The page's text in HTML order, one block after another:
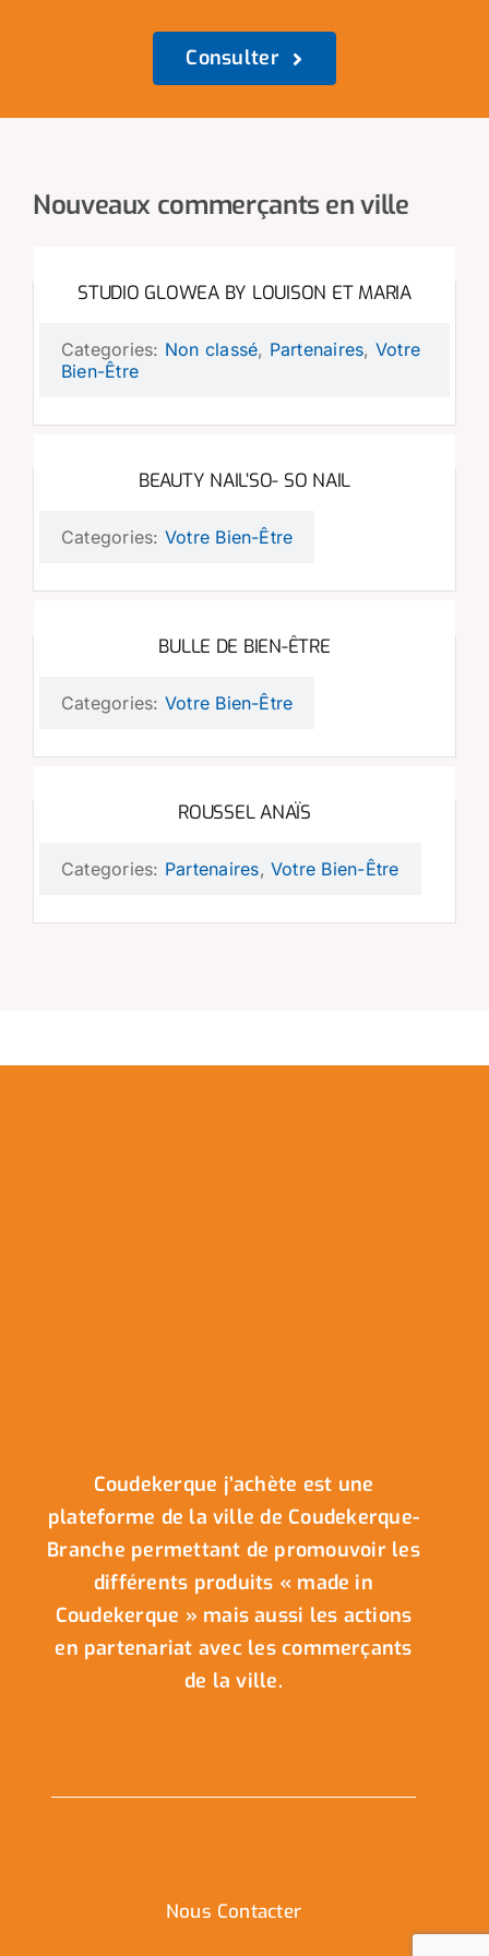
Consulter
Nouveaux commerçants en ville
STUDIO GLOWEA BY LOUISON ET MARIA
Categories: Non classé, Partenaires, Votre
Bien-Être
BEAUTY NAIL’SO- SO NAIL
Categories: Votre Bien-Être
BULLE DE BIEN-ÊTRE
Categories: Votre Bien-Être
ROUSSEL ANAÏS
Categories: Partenaires, Votre Bien-Être
Coudekerque j’achète est une
plateforme de la ville de Coudekerque-
Branche permettant de promouvoir les
différents produits « made in
Coudekerque » mais aussi les actions
en partenariat avec les commerçants
de la ville.
Nous Contacter